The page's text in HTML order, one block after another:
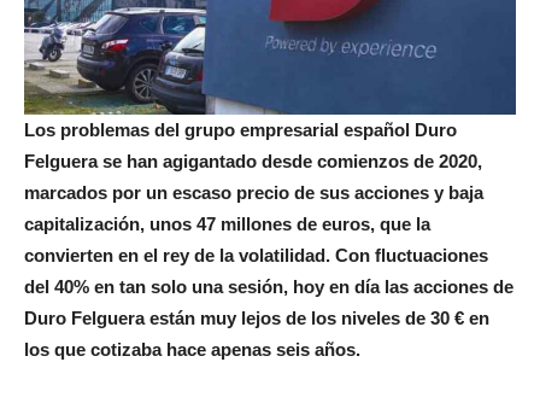
Los problemas del grupo empresarial español Duro
Felguera se han agigantado desde comienzos de 2020,
marcados por un escaso precio de sus acciones y baja
capitalización, unos 47 millones de euros, que la
convierten en el rey de la volatilidad. Con fluctuaciones
del 40% en tan solo una sesión, hoy en día las acciones de
Duro Felguera están muy lejos de los niveles de 30 € en
los que cotizaba hace apenas seis años.